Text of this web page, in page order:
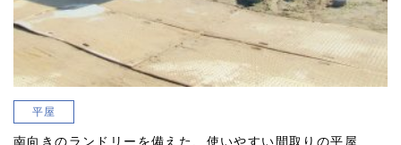
平屋
南向きのランドリーを備えた、使いやすい間取りの平屋